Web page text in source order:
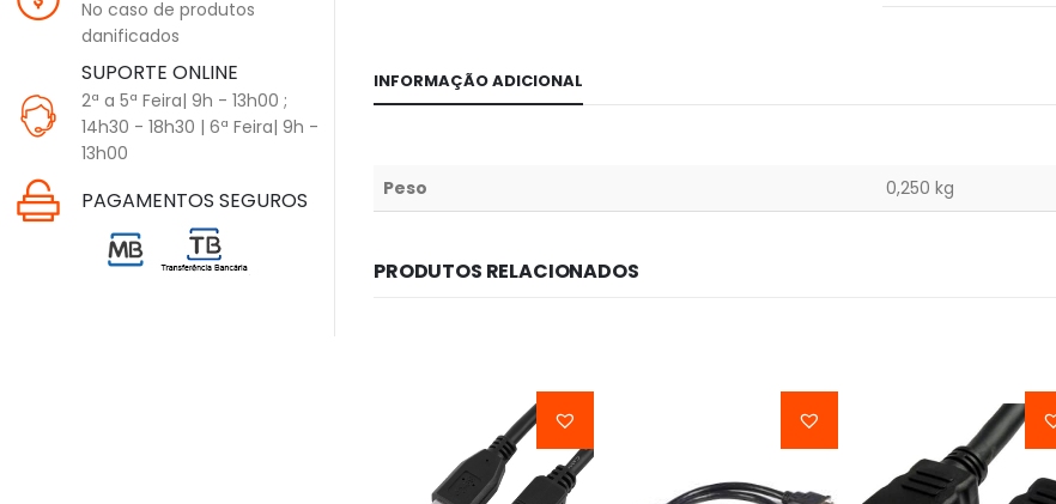
INFORMAÇÃO ADICIONAL
Peso 0,250 kg
PRODUTOS RELACIONADOS
No caso de produtos
danificados
SUPORTE ONLINE
2ª a 5ª Feira| 9h - 13h00 ;
14h30 - 18h30 | 6ª Feira| 9h -
13h00
PAGAMENTOS SEGUROS